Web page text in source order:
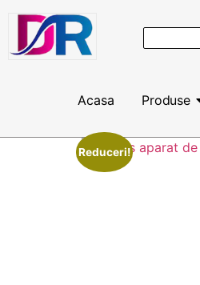
Acasa Produse
Reduceri!